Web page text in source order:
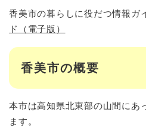
香美市の暮らしに役だつ情報ガ
ド（電子版）
香美市の概要
本市は高知県北東部の山間にあ
ます。